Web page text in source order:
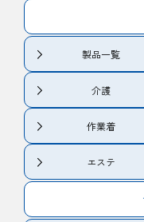
製品一覧
介護
作業着
エステ